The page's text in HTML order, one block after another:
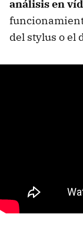
análisis en
del stylus o el